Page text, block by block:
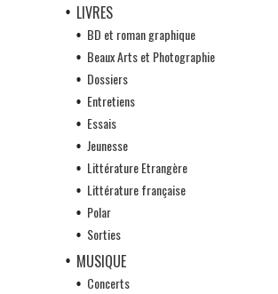
LIVRES
BD et roman graphique
Beaux Arts et Photographie
Dossiers
Entretiens
Essais
Jeunesse
Littérature Etrangère
Littérature française
Polar
Sorties
MUSIQUE
Concerts